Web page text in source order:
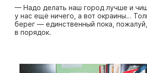
— Надо делать наш город лучше и
у нас ещё ничего, а вот окраины…
берег — единственный пока,
в порядок.